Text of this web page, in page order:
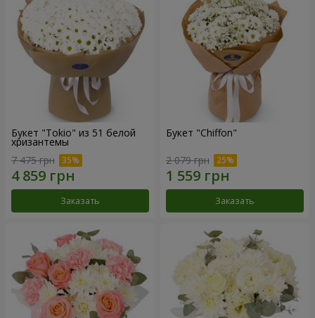
Букет "Tokio" из 51 белой
хризантемы
7 475 грн
Заказать
Букет "Chiffon"
2 079 грн
Заказать